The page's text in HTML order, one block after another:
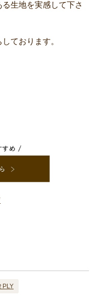
地を実感して下さ
ております。
PLY